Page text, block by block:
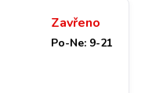
Zavřeno
Po-Ne: 9-21